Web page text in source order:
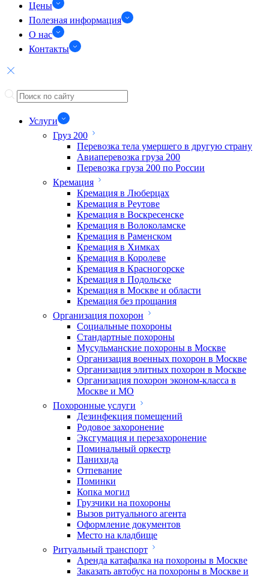
Цены
Полезная информация
О нас
Контакты
Услуги
Груз 200
Перевозка тела умершего в другую страну
Авиаперевозка груза 200
Перевозка груза 200 по России
Кремация
Кремация в Люберцах
Кремация в Реутове
Кремация в Воскресенске
Кремация в Волоколамске
Кремация в Раменском
Кремация в Химках
Кремация в Королеве
Кремация в Красногорске
Кремация в Подольске
Кремация в Москве и области
Кремация без прощания
Организация похорон
Социальные похороны
Стандартные похороны
Мусульманские похороны в Москве
Организация военных похорон в Москве
Организация элитных похорон в Москве
Организация похорон эконом-класса в
Москве и МО
Похоронные услуги
Дезинфекция помещений
Родовое захоронение
Эксгумация и перезахоронение
Поминальный оркестр
Панихида
Отпевание
Поминки
Копка могил
Грузчики на похороны
Вызов ритуального агента
Оформление документов
Место на кладбище
Ритуальный транспорт
Аренда катафалка на похороны в Москве
Заказать автобус на похороны в Москве и